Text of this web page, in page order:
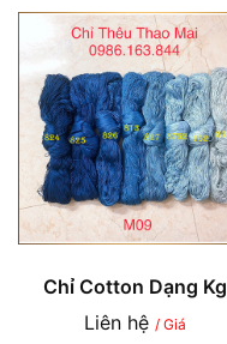
Chỉ Cotton Dạng Kg
Liên hệ / Giá